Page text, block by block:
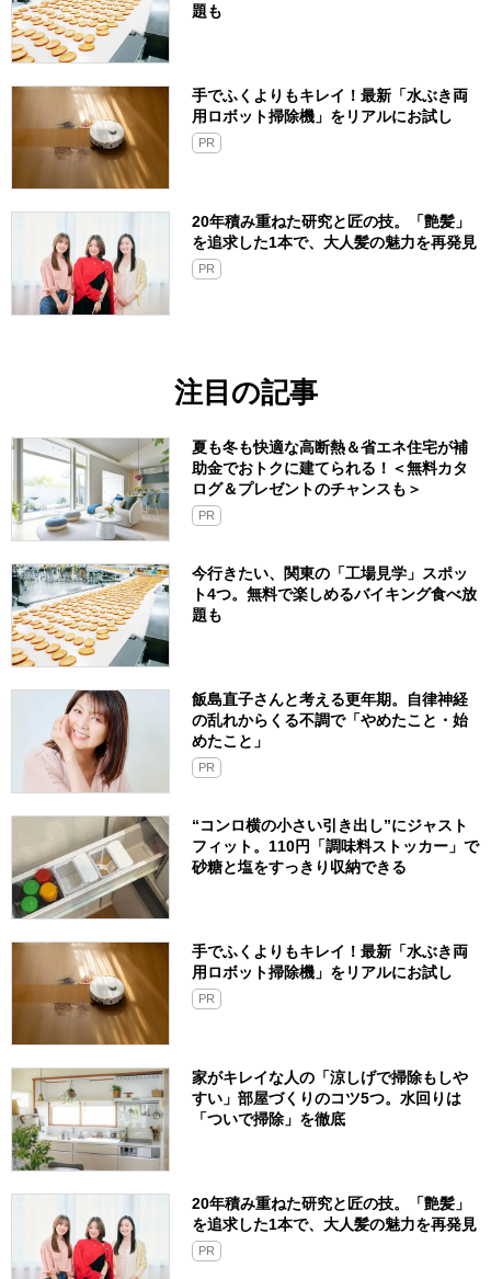
題も
手でふくよりもキレイ！最新「水ぶき両
用ロボット掃除機」をリアルにお試し
PR
20年積み重ねた研究と匠の技。「艶髪」
を追求した1本で、大人髪の魅力を再発見
PR
注目の記事
夏も冬も快適な高断熱＆省エネ住宅が補
助金でおトクに建てられる！＜無料カタ
ログ＆プレゼントのチャンスも＞
PR
今行きたい、関東の「工場見学」スポッ
ト4つ。無料で楽しめるバイキング食べ放
題も
飯島直子さんと考える更年期。自律神経
の乱れからくる不調で「やめたこと・始
めたこと」
PR
“コンロ横の小さい引き出し”にジャスト
フィット。110円「調味料ストッカー」で
砂糖と塩をすっきり収納できる
手でふくよりもキレイ！最新「水ぶき両
用ロボット掃除機」をリアルにお試し
PR
家がキレイな人の「涼しげで掃除もしや
すい」部屋づくりのコツ5つ。水回りは
「ついで掃除」を徹底
20年積み重ねた研究と匠の技。「艶髪」
を追求した1本で、大人髪の魅力を再発見
PR